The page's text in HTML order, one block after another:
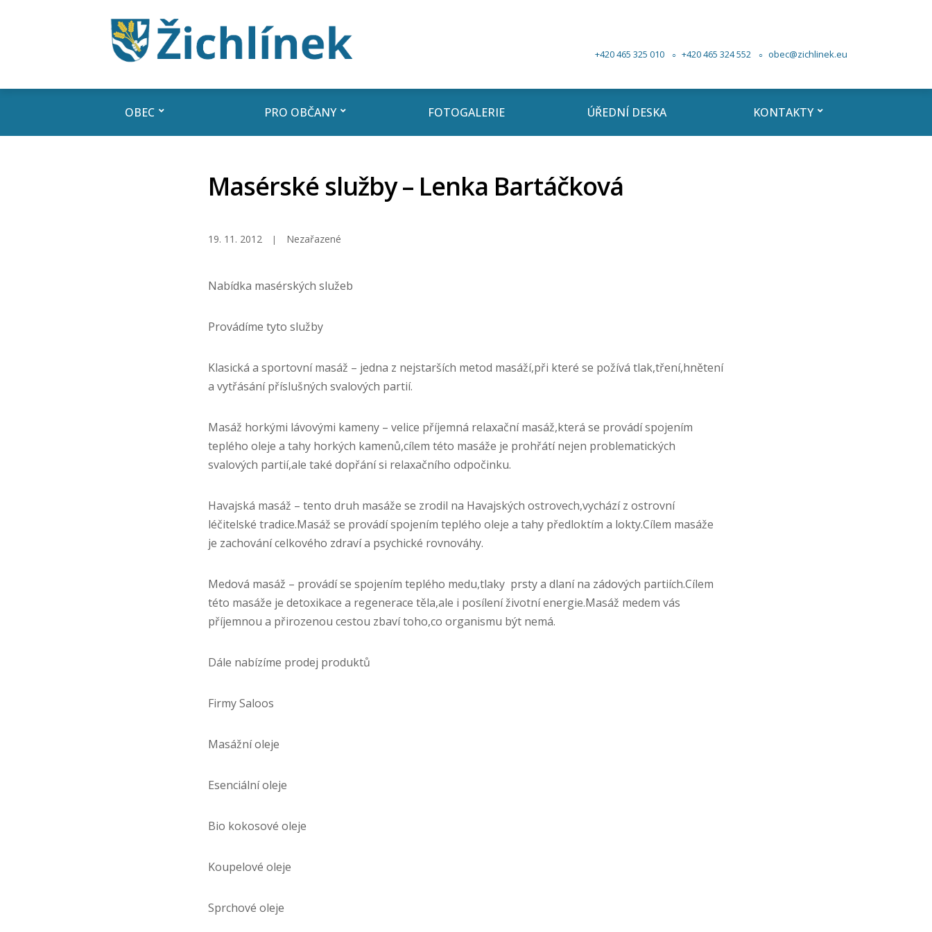
+420 465 325 010 +420 465 324 552 obec@zichlinek.eu
OBEC PRO OBČANY FOTOGALERIE ÚŘEDNÍ DESKA KONTAKTY
Masérské služby – Lenka Bartáčková
19. 11. 2012 Nezařazené
Nabídka masérských služeb
Provádíme tyto služby
Klasická a sportovní masáž – jedna z nejstarších metod masáží,při které se požívá tlak,tření,hnětení
a vytřásání příslušných svalových partií.
Masáž horkými lávovými kameny – velice příjemná relaxační masáž,která se provádí spojením
teplého oleje a tahy horkých kamenů,cílem této masáže je prohřátí nejen problematických
svalových partií,ale také dopřání si relaxačního odpočinku.
Havajská masáž – tento druh masáže se zrodil na Havajských ostrovech,vychází z ostrovní
léčitelské tradice.Masáž se provádí spojením teplého oleje a tahy předloktím a lokty.Cílem masáže
je zachování celkového zdraví a psychické rovnováhy.
Medová masáž – provádí se spojením teplého medu,tlaky prsty a dlaní na zádových partiích.Cílem
této masáže je detoxikace a regenerace těla,ale i posílení životní energie.Masáž medem vás
příjemnou a přirozenou cestou zbaví toho,co organismu být nemá.
Dále nabízíme prodej produktů
Firmy Saloos
Masážní oleje
Esenciální oleje
Bio kokosové oleje
Koupelové oleje
Sprchové oleje